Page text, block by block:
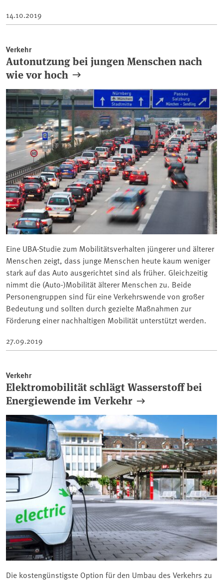
14.10.2019
Verkehr
Autonutzung bei jungen Menschen nach
wie vor hoch
Eine UBA-Studie zum Mobilitätsverhalten jüngerer und älterer
Menschen zeigt, dass junge Menschen heute kaum weniger
stark auf das Auto ausgerichtet sind als früher. Gleichzeitig
nimmt die (Auto-)Mobilität älterer Menschen zu. Beide
Personengruppen sind für eine Verkehrswende von großer
Bedeutung und sollten durch gezielte Maßnahmen zur
Förderung einer nachhaltigen Mobilität unterstützt werden.
27.09.2019
Verkehr
Elektromobilität schlägt Wasserstoff bei
Energiewende im Verkehr
Die kostengünstigste Option für den Umbau des Verkehrs zu